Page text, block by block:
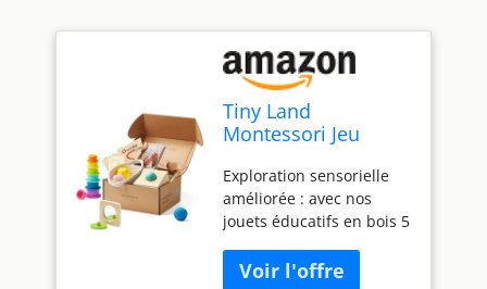
Principes Montessori : ce
kit a été développé avec
la participation d'experts
de Montessori et suit les
d'apprentissage
pratique,
d'indépendance et de
découverte de soi. Avec
des activités
Tiny Land
Montessori Jeu
Sensoriel - Jouets
Éducatifs Bois 5 en
1 avec Boîte
Permanence Objet,
Balle Sensorielle,
Exploration sensorielle
améliorée : avec nos
jouets éducatifs en bois 5
s'immerger dans un